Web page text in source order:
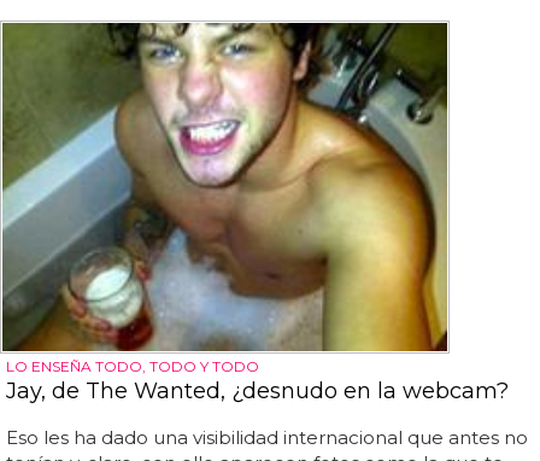
LO ENSEÑA TODO, TODO Y TODO
Jay, de The Wanted, ¿desnudo en la webcam?
Eso les ha dado una visibilidad internacional que antes no